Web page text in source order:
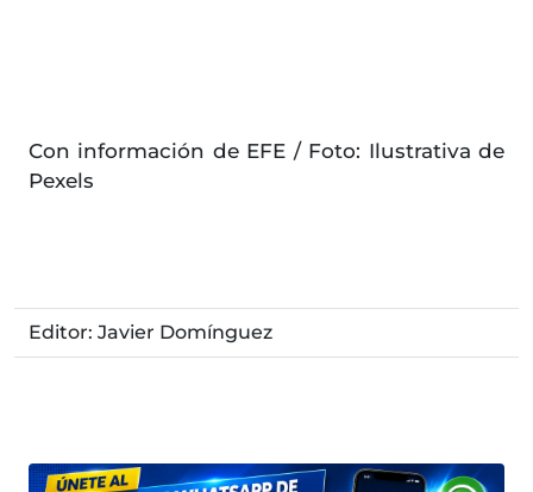
Con información de EFE / Foto: Ilustrativa de
Pexels
Editor: Javier Domínguez